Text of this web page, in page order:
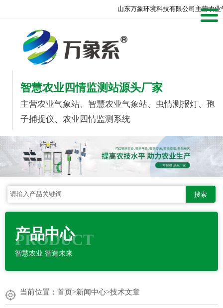
山东万象环境科技有限公司主营农
智慧农业四情监测站源头厂家
主营农业气象站、智慧农业气象站、虫情测报灯、孢
子捕捉仪、农业四情监测系统
搜索
产品中心
PRODUCT
智慧农业 智造未来
当前位置： 首页>新闻中心>技术文章